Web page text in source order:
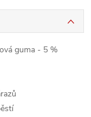
guma - 5 %